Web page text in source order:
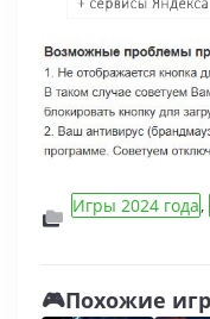
Игры 2024 года,
игры,Аниме/
🎮Похожие